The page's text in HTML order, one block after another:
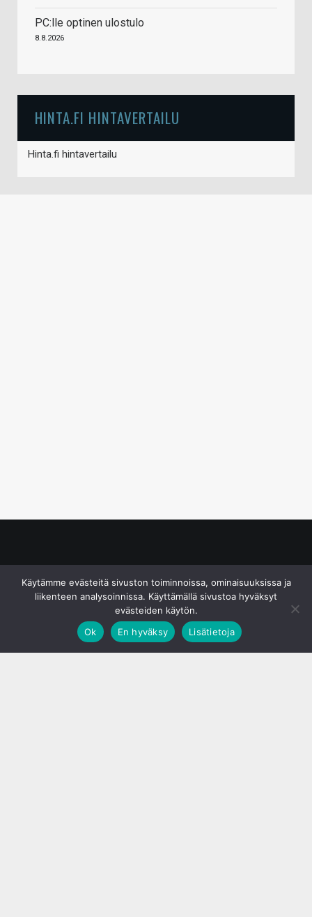
PC:lle optinen ulostulo
8.8.2026
HINTA.FI HINTAVERTAILU
Hinta.fi hintavertailu
Käytämme evästeitä sivuston toiminnoissa, ominaisuuksissa ja
liikenteen analysoinnissa. Käyttämällä sivustoa hyväksyt
evästeiden käytön.
Ok
En hyväksy Lisätietoja